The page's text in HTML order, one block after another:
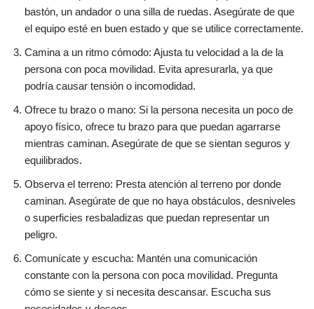
bastón, un andador o una silla de ruedas. Asegúrate de que
el equipo esté en buen estado y que se utilice correctamente.
Camina a un ritmo cómodo: Ajusta tu velocidad a la de la
persona con poca movilidad. Evita apresurarla, ya que
podría causar tensión o incomodidad.
Ofrece tu brazo o mano: Si la persona necesita un poco de
apoyo físico, ofrece tu brazo para que puedan agarrarse
mientras caminan. Asegúrate de que se sientan seguros y
equilibrados.
Observa el terreno: Presta atención al terreno por donde
caminan. Asegúrate de que no haya obstáculos, desniveles
o superficies resbaladizas que puedan representar un
peligro.
Comunícate y escucha: Mantén una comunicación
constante con la persona con poca movilidad. Pregunta
cómo se siente y si necesita descansar. Escucha sus